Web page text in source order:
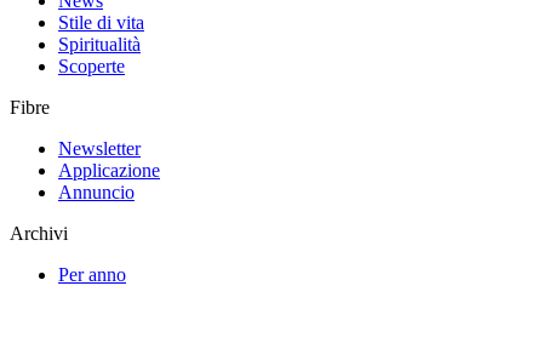
Stile di vita
Spiritualità
Scoperte
Fibre
Newsletter
Applicazione
Annuncio
Archivi
Per anno